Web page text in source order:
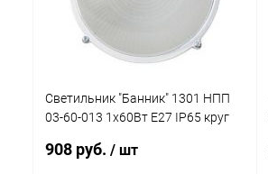
Светильник "Банник" 1301 НПП
03-60-013 1х60Вт E27 IP65 круг
1005500934
908 руб. / шт